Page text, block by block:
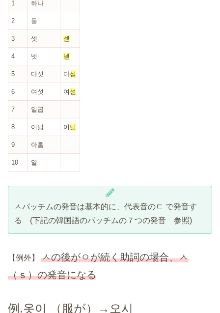
1 하나
2 둘
3 셋 섿
4 넷 넫
5 다섯 다섣
6 여섯 여 섣
7 일곱
8 여덟 여 덜
9 아홉
10 열
ㅅパッチムの発音は基本的に、代表音のㄷ で発音す
る (下記の韓国語のパッチムの７つの発音 参照)
【例外】 ㅅの後がㅇが続く助詞の場合、ㅅ
（ｓ）の発音になる
例.옷이 （服が）→오시